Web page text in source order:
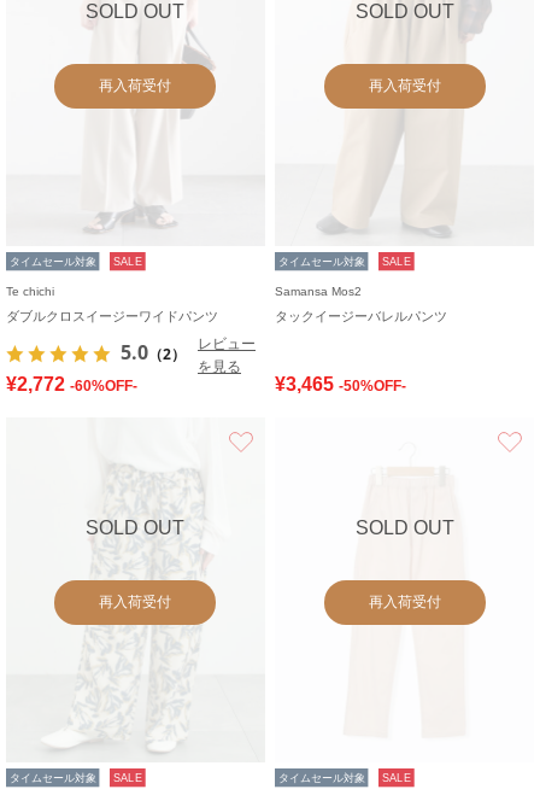
SOLD OUT
再入荷受付
タイムセール対象 SALE
Te chichi
ダブルクロスイージーワイドパンツ
5.0 （2）
レビュー
を見る
¥2,772 -60%OFF-
SOLD OUT
再入荷受付
タイムセール対象 SALE
Samansa Mos2
タックイージーバレルパンツ
¥3,465 -50%OFF-
SOLD OUT
再入荷受付
タイムセール対象 SALE
SOLD OUT
再入荷受付
タイムセール対象 SALE